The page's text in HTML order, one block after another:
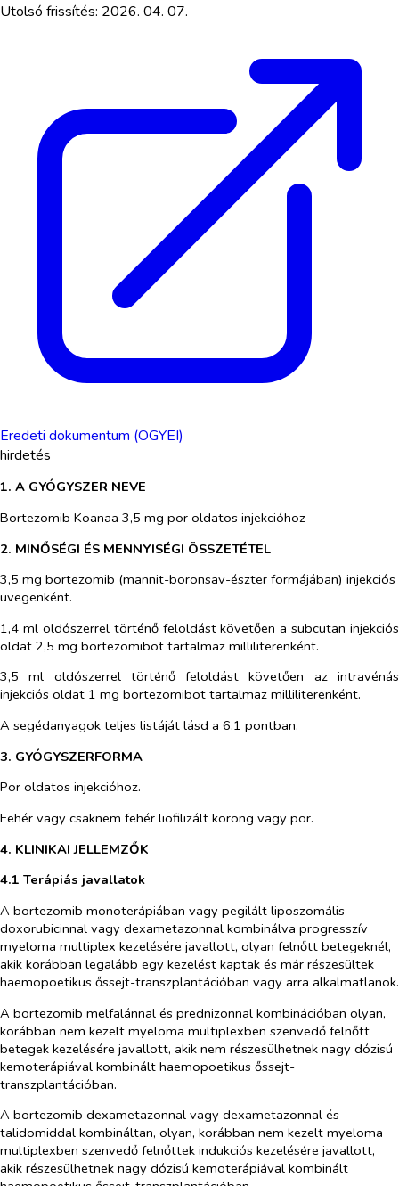
Utolsó frissítés: 2026. 04. 07.
Eredeti dokumentum (OGYEI)
hirdetés
1. A GYÓGYSZER NEVE
Bortezomib Koanaa 3,5 mg por oldatos injekcióhoz
2. MINŐSÉGI ÉS MENNYISÉGI ÖSSZETÉTEL
3,5 mg bortezomib (mannit-boronsav-észter formájában) injekciós
üvegenként.
1,4 ml oldószerrel történő feloldást követően a subcutan injekciós
oldat 2,5 mg bortezomibot tartalmaz milliliterenként.
3,5 ml oldószerrel történő feloldást követően az intravénás
injekciós oldat 1 mg bortezomibot tartalmaz milliliterenként.
A segédanyagok teljes listáját lásd a 6.1 pontban.
3. GYÓGYSZERFORMA
Por oldatos injekcióhoz.
Fehér vagy csaknem fehér liofilizált korong vagy por.
4. KLINIKAI JELLEMZŐK
4.1 Terápiás javallatok
A bortezomib monoterápiában vagy pegilált liposzomális
doxorubicinnal vagy dexametazonnal kombinálva progresszív
myeloma multiplex kezelésére javallott, olyan felnőtt betegeknél,
akik korábban legalább egy kezelést kaptak és már részesültek
haemopoetikus őssejt-transzplantációban vagy arra alkalmatlanok.
A bortezomib melfalánnal és prednizonnal kombinációban olyan,
korábban nem kezelt myeloma multiplexben szenvedő felnőtt
betegek kezelésére javallott, akik nem részesülhetnek nagy dózisú
kemoterápiával kombinált haemopoetikus őssejt-
transzplantációban.
A bortezomib dexametazonnal vagy dexametazonnal és
talidomiddal kombináltan, olyan, korábban nem kezelt myeloma
multiplexben szenvedő felnőttek indukciós kezelésére javallott,
akik részesülhetnek nagy dózisú kemoterápiával kombinált